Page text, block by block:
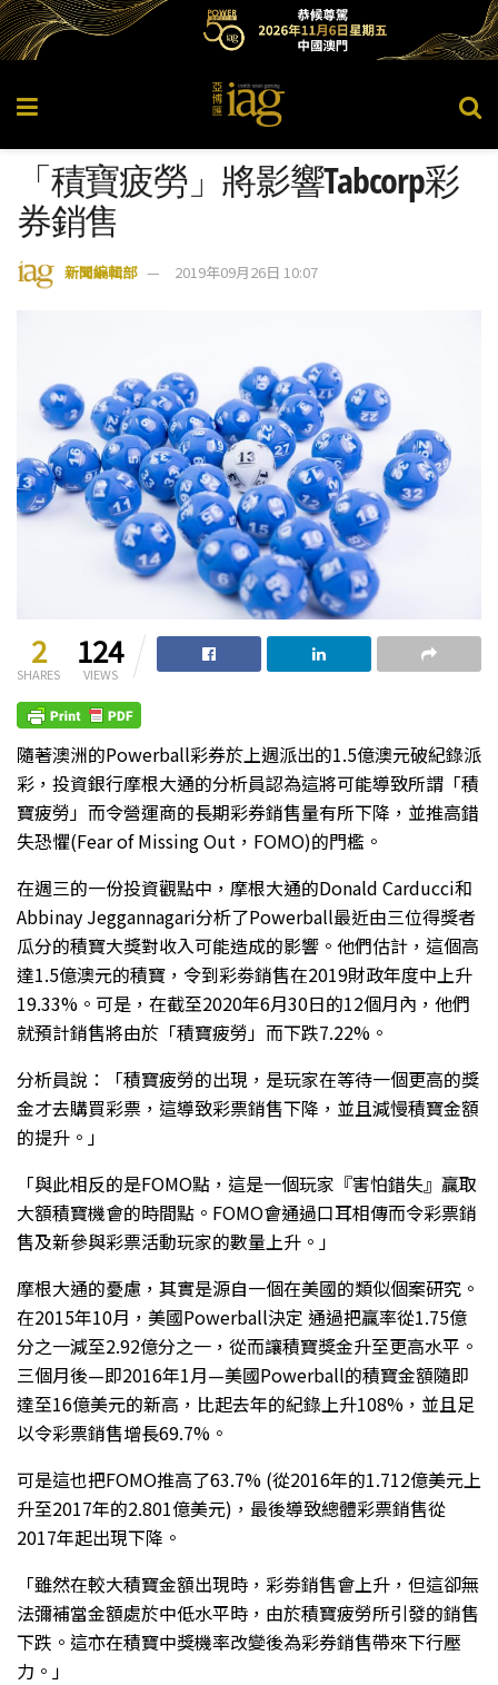
「積寶疲勞」將影響Tabcorp彩
券銷售
新聞編輯部 2019年09月26日 10:07
2
SHARES
124
VIEWS
隨著澳洲的Powerball彩券於上週派出的1.5億澳元破紀錄派
彩，投資銀行摩根大通的分析員認為這將可能導致所謂「積
寶疲勞」而令營運商的長期彩券銷售量有所下降，並推高錯
失恐懼(Fear of Missing Out，FOMO)的門檻。
在週三的一份投資觀點中，摩根大通的Donald Carducci和
Abbinay Jeggannagari分析了Powerball最近由三位得獎者
瓜分的積寶大獎對收入可能造成的影響。他們估計，這個高
達1.5億澳元的積寶，令到彩劵銷售在2019財政年度中上升
19.33%。可是，在截至2020年6月30日的12個月內，他們
就預計銷售將由於「積寶疲勞」而下跌7.22%。
分析員說：「積寶疲勞的出現，是玩家在等待一個更高的獎
金才去購買彩票，這導致彩票銷售下降，並且減慢積寶金額
的提升。」
「與此相反的是FOMO點，這是一個玩家『害怕錯失』贏取
大額積寶機會的時間點。FOMO會通過口耳相傳而令彩票銷
售及新參與彩票活動玩家的數量上升。」
摩根大通的憂慮，其實是源自一個在美國的類似個案研究。
在2015年10月，美國Powerball決定 通過把贏率從1.75億
分之一減至2.92億分之一，從而讓積寶獎金升至更高水平。
三個月後—即2016年1月—美國Powerball的積寶金額隨即
達至16億美元的新高，比起去年的紀錄上升108%，並且足
以令彩票銷售增長69.7%。
可是這也把FOMO推高了63.7% (從2016年的1.712億美元上
升至2017年的2.801億美元)，最後導致總體彩票銷售從
2017年起出現下降。
「雖然在較大積寶金額出現時，彩劵銷售會上升，但這卻無
法彌補當金額處於中低水平時，由於積寶疲勞所引發的銷售
下跌。這亦在積寶中獎機率改變後為彩券銷售帶來下行壓
力。」